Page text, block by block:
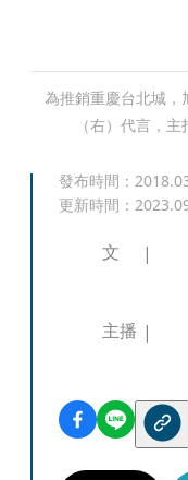
為推銷重慶台北城，
（右）代言，
發布時間：
更新時間：
文
主播